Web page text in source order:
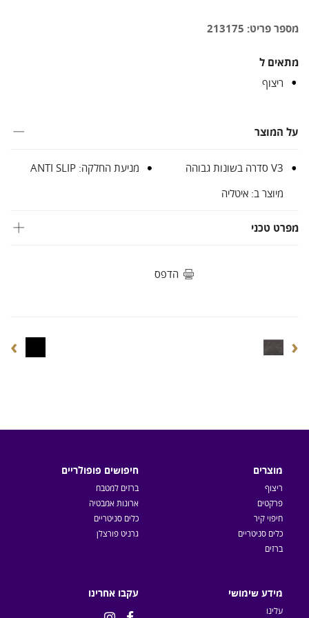
מספר פריט: 213175
מתאים ל
ריצוף
על המוצר
V3 סדרה בשונות גבוהה
מניעת החלקה: ANTI SLIP
מיוצר ב: איטליה
מפרט טכני
הדפס
‹
›
מוצרים
ריצוף
פרקטים
חיפוי קיר
כלים סניטריים
ברזים
חיפושים פופולריים
ברזים למטבח
ארונות אמבטיה
כלים סניטריים
גרניט פורצלן
מידע שימושי
עלינו
עקבו אחרינו